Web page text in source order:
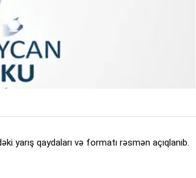
qaydaları və formatı rəsmən açıqlanıb.